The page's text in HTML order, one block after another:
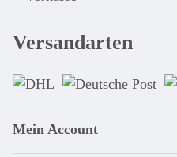
Versandarten
Mein Account